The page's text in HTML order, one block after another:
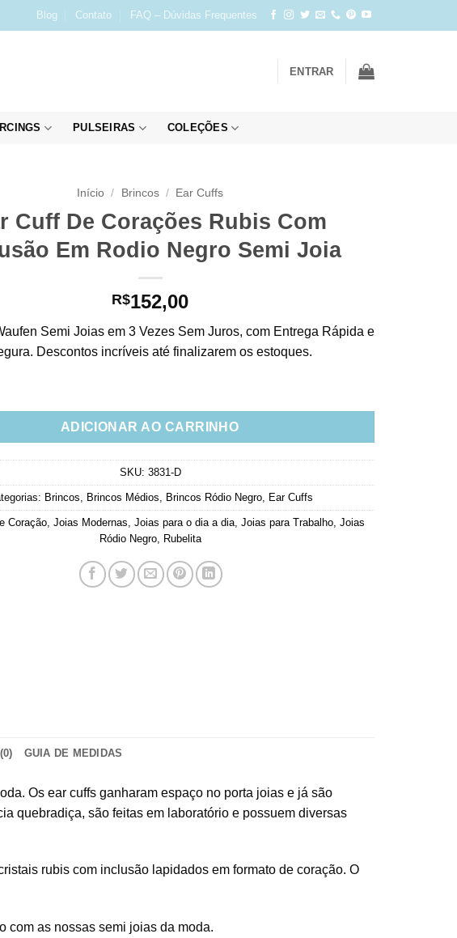
Blog Contato FAQ – Dúvidas Frequentes
ENTRAR
PULSEIRAS COLEÇÕES
Início / Brincos / Ear Cuffs
Cuff De Corações Rubis Com
Em Rodio Negro Semi Joia
R$152,00
Semi Joias em 3 Vezes Sem Juros, com Entrega Rápida e
Descontos incríveis até finalizarem os estoques.
Rubis Com Inclusão Em Rodio Negro Semi Joia quantidade
ADICIONAR AO CARRINHO
SKU: 3831-D
Brincos Brincos Médios Brincos Ródio Negro, Ear Cuffs
Coração, Joias Modernas Joias para o dia a dia, Joias para Trabalho, Joias
Ródio Negro, Rubelita
GUIA DE MEDIDAS
Os ear cuffs ganharam espaço no porta joias e já são
quebradiça, são feitas em laboratório e possuem diversas
rubis com inclusão lapidados em formato de coração. O
com as nossas semi joias da moda.